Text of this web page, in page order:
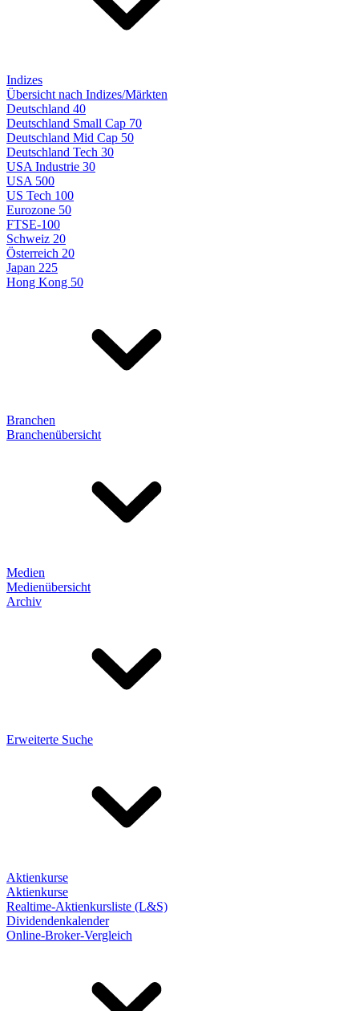
Indizes
Übersicht nach Indizes/Märkten
Deutschland 40
Deutschland Small Cap 70
Deutschland Mid Cap 50
Deutschland Tech 30
USA Industrie 30
USA 500
US Tech 100
Eurozone 50
FTSE-100
Schweiz 20
Österreich 20
Japan 225
Hong Kong 50
Branchen
Branchenübersicht
Medien
Medienübersicht
Archiv
Erweiterte Suche
Aktienkurse
Aktienkurse
Realtime-Aktienkursliste (L&S)
Dividendenkalender
Online-Broker-Vergleich